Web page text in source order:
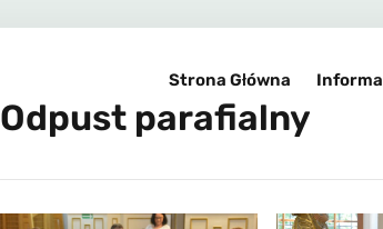
Strona Główna
Odpust parafialny